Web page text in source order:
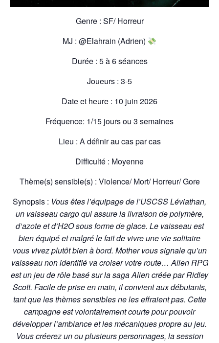
Genre : SF/ Horreur
MJ : @Elahrain (Adrien)
Durée : 5 à 6 séances
Joueurs : 3-5
Date et heure : 10 juin 2026
Fréquence: 1/15 jours ou 3 semaines
Lieu : A définir au cas par cas
Difficulté : Moyenne
Thème(s) sensible(s) : Violence/ Mort/ Horreur/ Gore
Synopsis : Vous êtes l’équipage de l’USCSS Léviathan,
un vaisseau cargo qui assure la livraison de polymère,
d’azote et d’H2O sous forme de glace. Le vaisseau est
bien équipé et malgré le fait de vivre une vie solitaire
vous vivez plutôt bien à bord. Mother vous signale qu’un
vaisseau non identifié va croiser votre route… Alien RPG
est un jeu de rôle basé sur la saga Alien créée par Ridley
Scott. Facile de prise en main, il convient aux débutants,
tant que les thèmes sensibles ne les effraient pas. Cette
campagne est volontairement courte pour pouvoir
développer l’ambiance et les mécaniques propre au jeu.
Vous créerez un ou plusieurs personnages, la session